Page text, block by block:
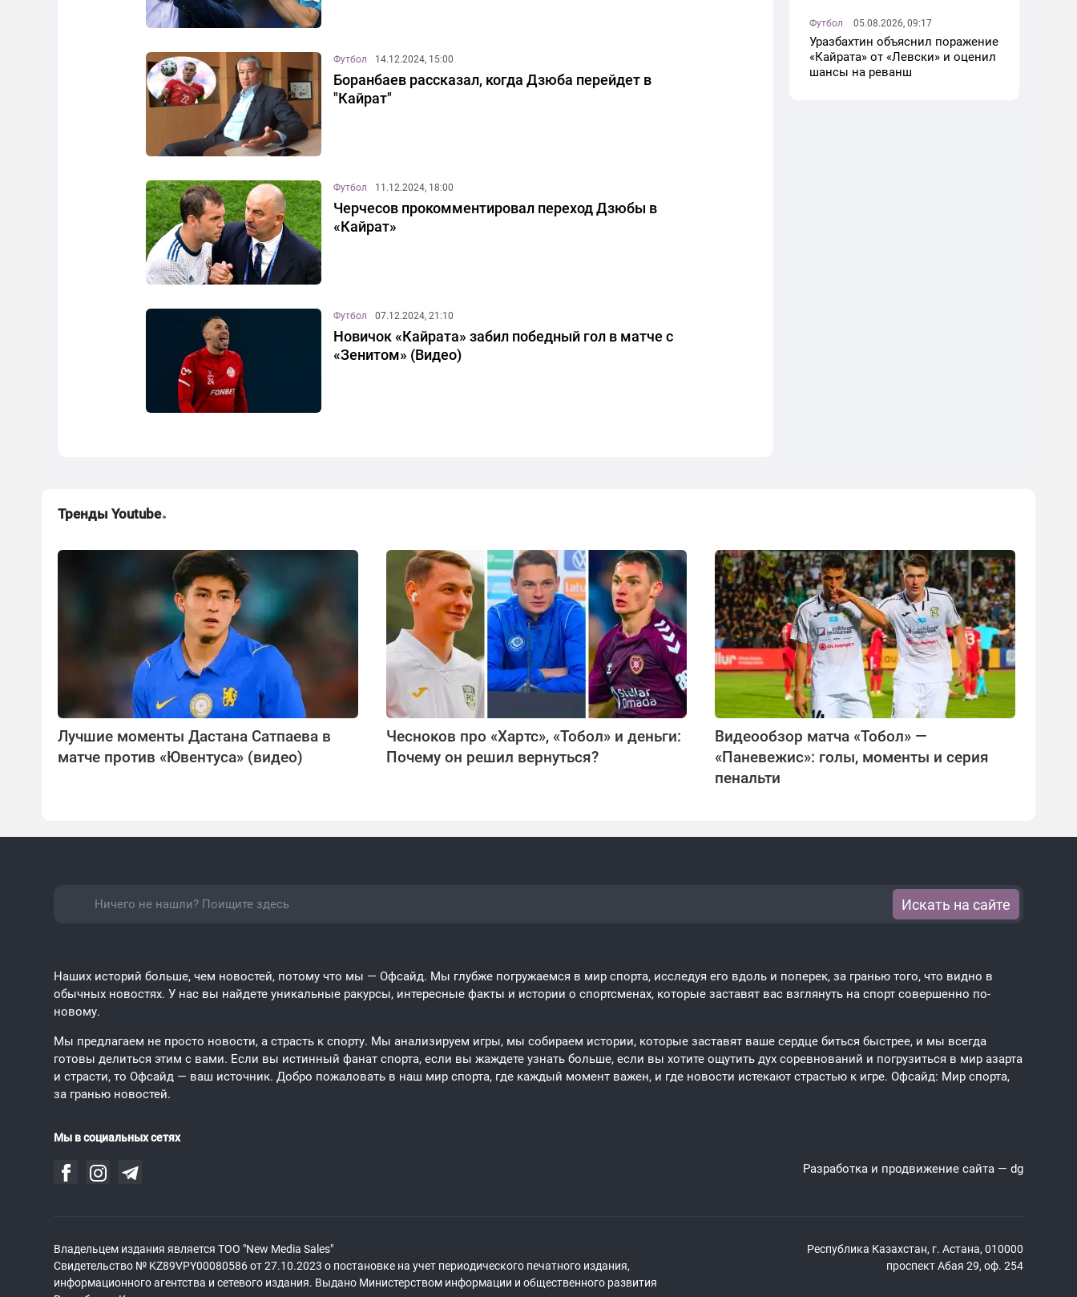
Футбол 14.12.2024, 15:00
Боранбаев рассказал, когда Дзюба перейдет в
"Кайрат"
Футбол 11.12.2024, 18:00
Черчесов прокомментировал переход Дзюбы в
«Кайрат»
Футбол 07.12.2024, 21:10
Новичок «Кайрата» забил победный гол в матче с
«Зенитом» (Видео)
Футбол 05.08.2026, 09:17
Уразбахтин объяснил поражение
«Кайрата» от «Левски» и оценил
шансы на реванш
Тренды Youtube
Лучшие моменты Дастана Сатпаева в
матче против «Ювентуса» (видео)
Чесноков про «Хартс», «Тобол» и деньги:
Почему он решил вернуться?
Видеообзор матча «Тобол» —
«Паневежис»: голы, моменты и серия
пенальти
Искать на сайте
Наших историй больше, чем новостей, потому что мы — Офсайд. Мы глубже погружаемся в мир спорта, исследуя его вдоль и поперек, за гранью того, что видно в
обычных новостях. У нас вы найдете уникальные ракурсы, интересные факты и истории о спортсменах, которые заставят вас взглянуть на спорт совершенно по-
новому.
Мы предлагаем не просто новости, а страсть к спорту. Мы анализируем игры, мы собираем истории, которые заставят ваше сердце биться быстрее, и мы всегда
готовы делиться этим с вами. Если вы истинный фанат спорта, если вы жаждете узнать больше, если вы хотите ощутить дух соревнований и погрузиться в мир азарта
и страсти, то Офсайд — ваш источник. Добро пожаловать в наш мир спорта, где каждый момент важен, и где новости истекают страстью к игре. Офсайд: Мир спорта,
за гранью новостей.
Мы в социальных сетях
Разработка и продвижение сайта — dg
Владельцем издания является ТОО "New Media Sales"
Свидетельство № KZ89VPY00080586 от 27.10.2023 о постановке на учет периодического печатного издания,
информационного агентства и сетевого издания. Выдано Министерством информации и общественного развития
Республика Казахстан, г. Астана, 010000
проспект Абая 29, оф. 254